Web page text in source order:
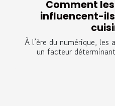
Comment
influencent-
À l’ère du numérique, les
un facteur